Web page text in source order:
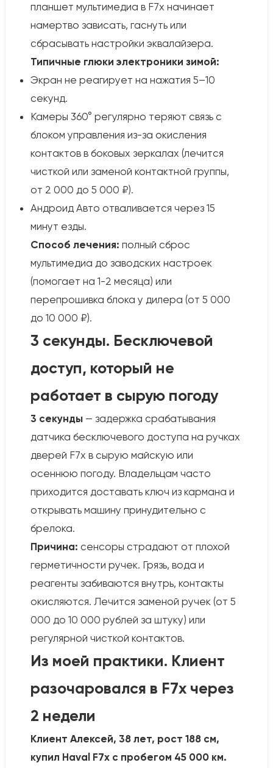
планшет мультимедиа в F7x начинает
намертво зависать, гаснуть или
сбрасывать настройки эквалайзера.
Типичные глюки электроники зимой:
Экран не реагирует на нажатия 5–10
секунд.
Камеры 360° регулярно теряют связь с
блоком управления из-за окисления
контактов в боковых зеркалах (лечится
чисткой или заменой контактной группы,
от 2 000 до 5 000 ₽).
Андроид Авто отваливается через 15
минут езды.
Способ лечения: полный сброс
мультимедиа до заводских настроек
(помогает на 1-2 месяца) или
перепрошивка блока у дилера (от 5 000
до 10 000 ₽).
3 секунды. Бесключевой
доступ, который не
работает в сырую погоду
3 секунды — задержка срабатывания
датчика бесключевого доступа на ручках
дверей F7x в сырую майскую или
осеннюю погоду. Владельцам часто
приходится доставать ключ из кармана и
открывать машину принудительно с
брелока.
Причина: сенсоры страдают от плохой
герметичности ручек. Грязь, вода и
реагенты забиваются внутрь, контакты
окисляются. Лечится заменой ручек (от 5
000 до 10 000 рублей за штуку) или
регулярной чисткой контактов.
Из моей практики. Клиент
разочаровался в F7x через
2 недели
Клиент Алексей, 38 лет, рост 188 см,
купил Haval F7x с пробегом 45 000 км.